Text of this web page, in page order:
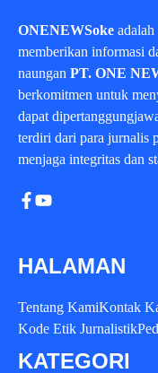
ONENEWSoke
memberikan informasi
naungan PT. ONE
berkomitmen untuk
dapat
terdiri dari para jurnalis
menjaga integritas dan
HALAMAN
Tentang KamiKontak
Kode Etik Jurnalistik
KATEGORI